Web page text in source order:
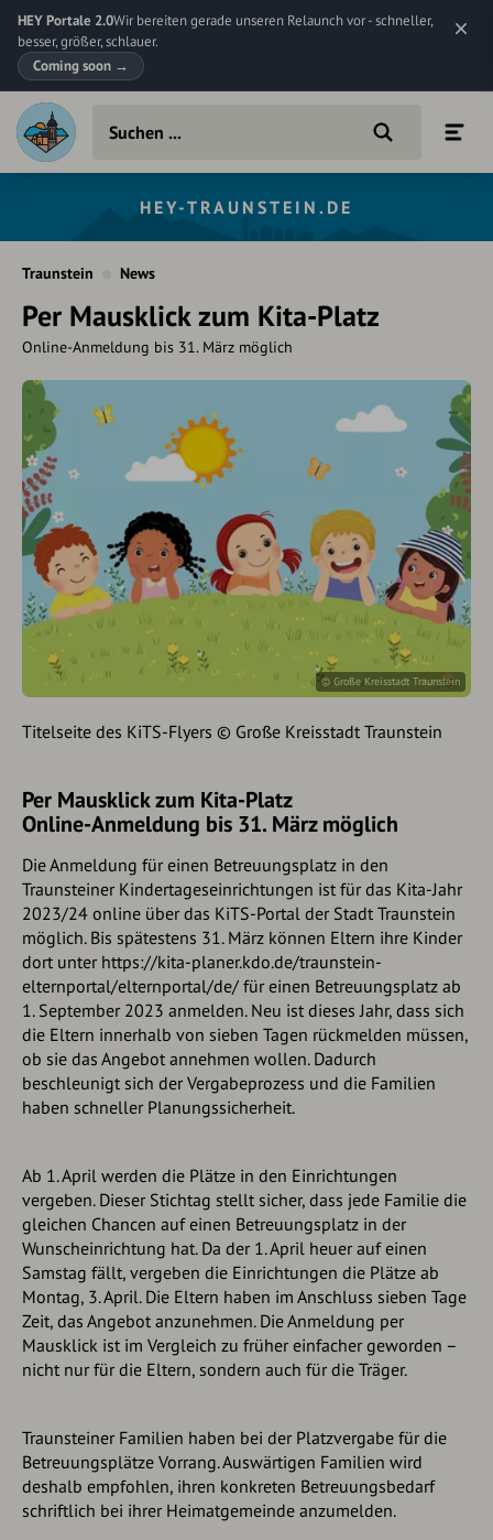
HEY Portale 2.0Wir bereiten gerade unseren Relaunch vor - schneller,
besser, größer, schlauer.
Coming soon →
HEY-TRAUNSTEIN.DE
Traunstein News
Per Mausklick zum Kita-Platz
Online-Anmeldung bis 31. März möglich
© Große Kreisstadt Traunstein
Titelseite des KiTS-Flyers © Große Kreisstadt Traunstein
Per Mausklick zum Kita-Platz
Online-Anmeldung bis 31. März möglich
Die Anmeldung für einen Betreuungsplatz in den
Traunsteiner Kindertageseinrichtungen ist für das Kita-Jahr
2023/24 online über das KiTS-Portal der Stadt Traunstein
möglich. Bis spätestens 31. März können Eltern ihre Kinder
dort unter https://kita-planer.kdo.de/traunstein-
elternportal/elternportal/de/ für einen Betreuungsplatz ab
1. September 2023 anmelden. Neu ist dieses Jahr, dass sich
die Eltern innerhalb von sieben Tagen rückmelden müssen,
ob sie das Angebot annehmen wollen. Dadurch
beschleunigt sich der Vergabeprozess und die Familien
haben schneller Planungssicherheit.
Ab 1. April werden die Plätze in den Einrichtungen
vergeben. Dieser Stichtag stellt sicher, dass jede Familie die
gleichen Chancen auf einen Betreuungsplatz in der
Wunscheinrichtung hat. Da der 1. April heuer auf einen
Samstag fällt, vergeben die Einrichtungen die Plätze ab
Montag, 3. April. Die Eltern haben im Anschluss sieben Tage
Zeit, das Angebot anzunehmen. Die Anmeldung per
Mausklick ist im Vergleich zu früher einfacher geworden –
nicht nur für die Eltern, sondern auch für die Träger.
Traunsteiner Familien haben bei der Platzvergabe für die
Betreuungsplätze Vorrang. Auswärtigen Familien wird
deshalb empfohlen, ihren konkreten Betreuungsbedarf
schriftlich bei ihrer Heimatgemeinde anzumelden.